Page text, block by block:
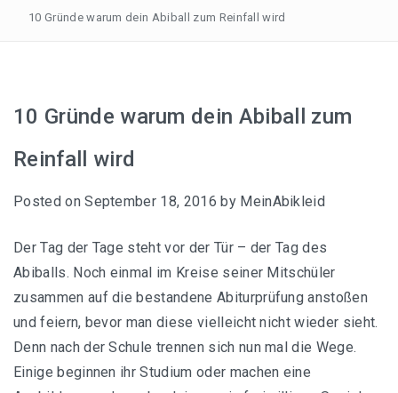
Abiballkleid in Champagner
Abiballkleid in Dunkelblau
10 Gründe warum dein Abiball zum Reinfall wird
10 Gründe warum dein Abiball zum
Reinfall wird
Posted onSeptember 18, 2016 by MeinAbikleid
Der Tag der Tage steht vor der Tür – der Tag des
Abiballs. Noch einmal im Kreise seiner Mitschüler
zusammen auf die bestandene Abiturprüfung anstoßen
und feiern, bevor man diese vielleicht nicht wieder sieht.
Denn nach der Schule trennen sich nun mal die Wege.
Einige beginnen ihr Studium oder machen eine